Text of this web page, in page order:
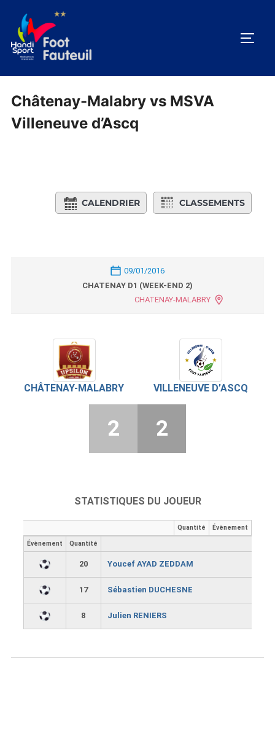
contenu
Châtenay-Malabry vs MSVA
Villeneuve d’Ascq
CALENDRIER CLASSEMENTS
09/01/2016
CHATENAY D1 (WEEK-END 2)
CHATENAY-MALABRY
CHÂTENAY-MALABRY VILLENEUVE D’ASCQ
2 2
STATISTIQUES DU JOUEUR
Quantité
Évènement
Évènement
Quantité
20 Youcef AYAD ZEDDAM
17 Sébastien DUCHESNE
8 Julien RENIERS